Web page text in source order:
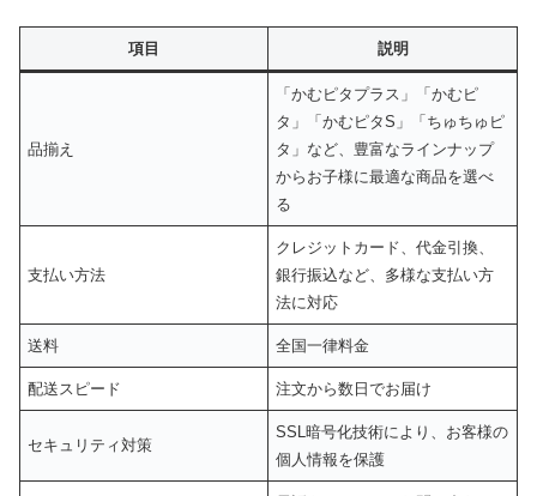
項目 説明
品揃え
「かむピタプラス」「かむピ
タ」「かむピタS」「ちゅちゅピ
タ」など、豊富なラインナップ
からお子様に最適な商品を選べ
る
支払い方法
クレジットカード、代金引換、
銀行振込など、多様な支払い方
法に対応
送料 全国一律料金
配送スピード 注文から数日でお届け
セキュリティ対策
SSL暗号化技術により、お客様の
個人情報を保護